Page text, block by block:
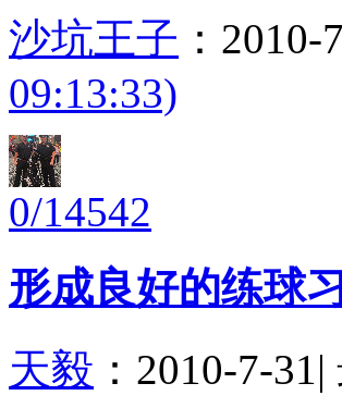
沙坑王子 ： 2010-
09:13:33)
0/14542
形成良好的练球
天毅 ： 2010-7-31|